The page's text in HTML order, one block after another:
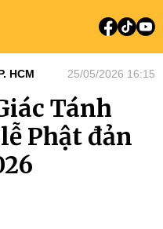
HCM 25/05/2026 16:15
Tánh
Phật đản